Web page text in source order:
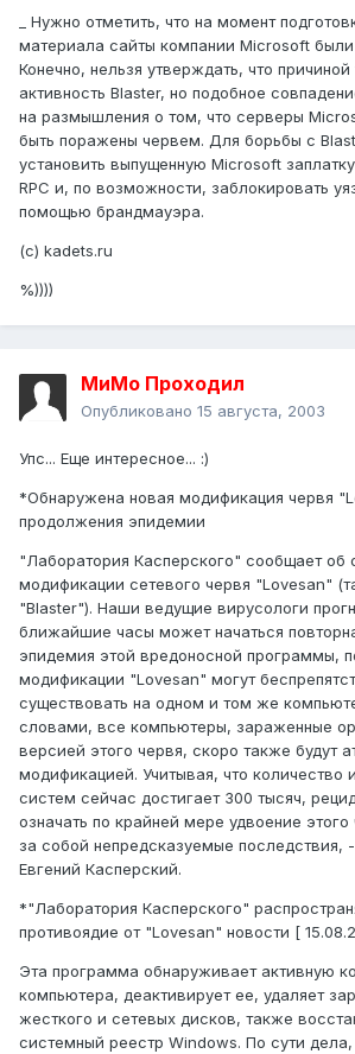
_ Нужно отметить, что на момент
материала сайты компании Microsoft были
Конечно, нельзя утверждать, что причиной
активность Blaster, но подобное
на размышления о том, что серверы
быть поражены червем. Для борьбы с
установить выпущенную Microsoft
RPC и, по возможности, заблокировать
помощью брандмауэра.
(с) kadets.ru
%))))
МиМо Проходил
Опубликовано 15 августа, 2003
Упс... Еще интересное... :)
*Обнаружена новая модификация червя
продолжения эпидемии
"Лаборатория Касперского" сообщает об
модификации сетевого червя "Lovesan"
"Blaster"). Наши ведущие вирусологи
ближайшие часы может начаться
эпидемия этой вредоносной программы,
модификации "Lovesan" могут
существовать на одном и том же
словами, все компьютеры, зараженные
версией этого червя, скоро также будут
модификацией. Учитывая, что количество
систем сейчас достигает 300 тысяч,
означать по крайней мере удвоение этого
за собой непредсказуемые последствия,
Евгений Касперский.
*"Лаборатория Касперского"
противоядие от "Lovesan" новости [
Эта программа обнаруживает активную
компьютера, деактивирует ее, удаляет
жесткого и сетевых дисков, также
системный реестр Windows. По сути дела,